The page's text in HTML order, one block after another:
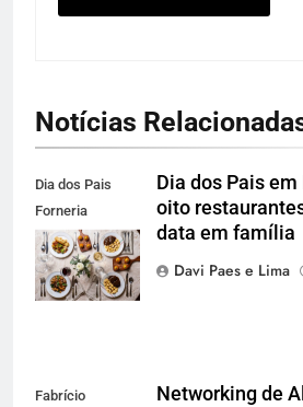
Notícias
Dia dos Pais
Forneria
Carbone. Foto
Agência Blend
Dia dos Pais
oito
data em família
Davi Paes e Lima
Fabrício
Networking de